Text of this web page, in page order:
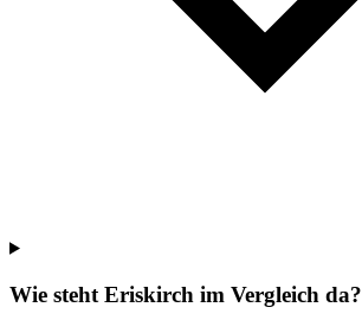
Wie steht Eriskirch im Vergleich da?